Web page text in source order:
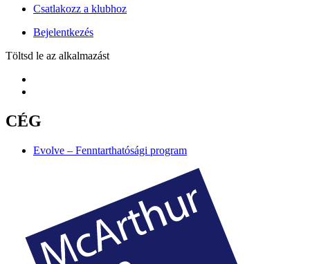
Csatlakozz a klubhoz
Bejelentkezés
Töltsd le az alkalmazást
CÉG
Evolve – Fenntarthatósági program